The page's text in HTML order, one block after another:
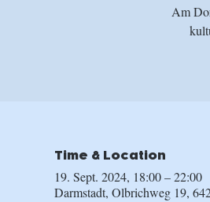
Am
Time & Location
19. Sept. 2024, 18:00 – 22:00
Darmstadt, Olbrichweg 19,